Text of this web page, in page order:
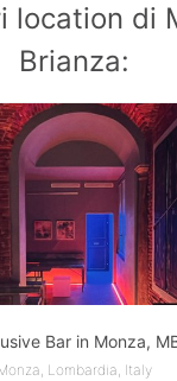
location di
Brianza:
Bar in Monza,
Lombardia, Italy